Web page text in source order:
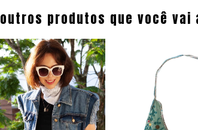
outros produtos que você vai